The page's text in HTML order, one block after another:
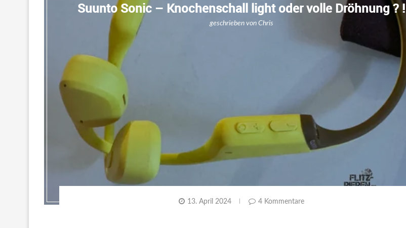
Suunto Sonic – Knochenschall light oder volle Dröhnung ? !
geschrieben von Chris
13. April 2024 4 Kommentare